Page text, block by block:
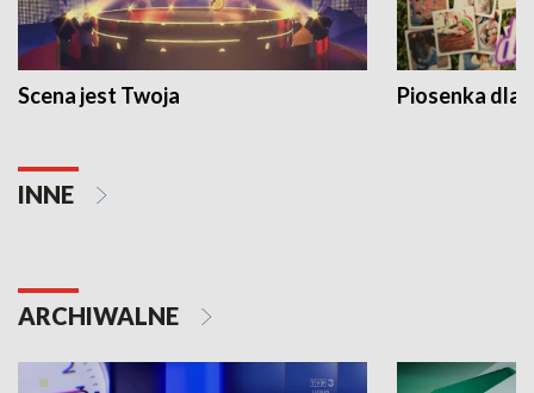
Scena jest Twoja Piosenka dla
INNE
ARCHIWALNE